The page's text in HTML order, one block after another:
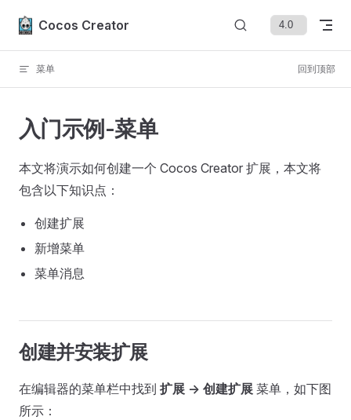
Skip to content
Cocos Creator
菜单 回到顶部
入门示例-菜单
本文将演示如何创建一个 Cocos Creator 扩展，本文将
包含以下知识点：
创建扩展
新增菜单
菜单消息
创建并安装扩展
在编辑器的菜单栏中找到 扩展 -> 创建扩展 菜单，如下图
所示：